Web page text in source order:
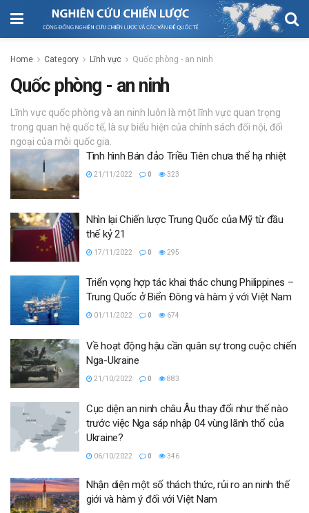
Home Category Lĩnh vực Quốc phòng - an ninh
Quốc phòng - an ninh
Lĩnh vực quốc phòng và an ninh luôn là một lĩnh vực quan trọng
trong quan hệ quốc tế, là sự biểu hiện của chính sách đối nội, đối
ngoại của mỗi quốc gia.
Tình hình Bán đảo Triều Tiên chưa thể hạ nhiệt
21/11/2022 0 323
Nhìn lại Chiến lược Trung Quốc của Mỹ từ đầu
thế kỷ 21
17/11/2022 0 295
Triển vọng hợp tác khai thác chung Philippines –
Trung Quốc ở Biển Đông và hàm ý với Việt Nam
01/11/2022 0 674
Về hoạt động hậu cần quân sự trong cuộc chiến
Nga-Ukraine
21/10/2022 0 883
Cục diện an ninh châu Âu thay đổi như thế nào
trước việc Nga sáp nhập 04 vùng lãnh thổ của
Ukraine?
06/10/2022 0 346
Nhận diện một số thách thức, rủi ro an ninh thế
giới và hàm ý đối với Việt Nam